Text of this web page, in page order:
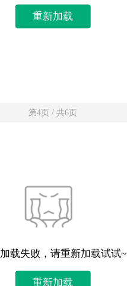
重新加载
第4页 / 共6页
载失败，请重新加载试试~
重新加载